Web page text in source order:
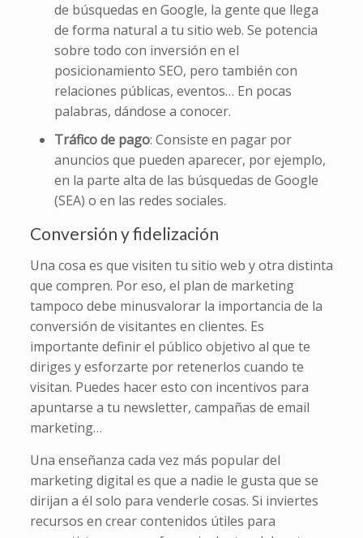
de búsquedas en Google, la gente que llega
de forma natural a tu sitio web. Se potencia
sobre todo con inversión en el
posicionamiento SEO, pero también con
relaciones públicas, eventos… En pocas
palabras, dándose a conocer.
Tráfico de pago: Consiste en pagar por
anuncios que pueden aparecer, por ejemplo,
en la parte alta de las búsquedas de Google
(SEA) o en las redes sociales.
Conversión y fidelización
Una cosa es que visiten tu sitio web y otra distinta
que compren. Por eso, el plan de marketing
tampoco debe minusvalorar la importancia de la
conversión de visitantes en clientes. Es
importante definir el público objetivo al que te
diriges y esforzarte por retenerlos cuando te
visitan. Puedes hacer esto con incentivos para
apuntarse a tu newsletter, campañas de email
marketing…
Una enseñanza cada vez más popular del
marketing digital es que a nadie le gusta que se
dirijan a él solo para venderle cosas. Si inviertes
recursos en crear contenidos útiles para